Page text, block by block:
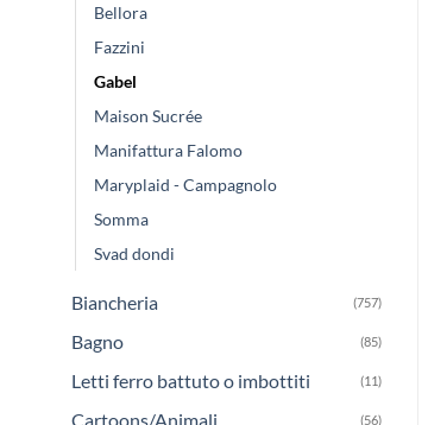
Bellora
Fazzini
Gabel
Maison Sucrée
Manifattura Falomo
Maryplaid - Campagnolo
Somma
Svad dondi
Biancheria (757)
Bagno (85)
Letti ferro battuto o imbottiti (11)
Cartoons/Animali (56)